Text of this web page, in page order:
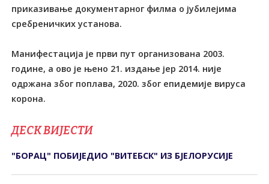
приказивање документарног филма о јубилејима
сребреничких установа.
Манифестација је први пут организована 2003.
године, а ово је њено 21. издање јер 2014. није
одржана због поплава, 2020. због епидемије вируса
корона.
ДЕСК ВИЈЕСТИ
"БОРАЦ" ПОБИЈЕДИО "ВИТЕБСК" ИЗ БЈЕЛОРУСИЈЕ